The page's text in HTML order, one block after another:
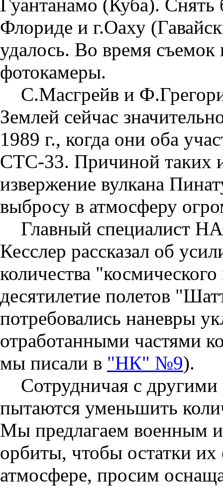
Гуантанамо (Куба). Снять
Флориде и г.Оаху
удалось. Во время съемок
фотокамеры.
С.Масгрейв и
Землей сейчас
1989 г., когда они оба
СТС-33. Причиной таких
извержение вулкана
выбросу в атмосферу
Главный специалист
Кесслер рассказал об
количества
десятилетие полетов
потребовались наневры
отработанными частями
мы писали в "НК" №9).
Сотрудничая с
пытаются уменьшить
Мы предлагаем военным
орбиты, чтобы остатки их
атмосфере, просим